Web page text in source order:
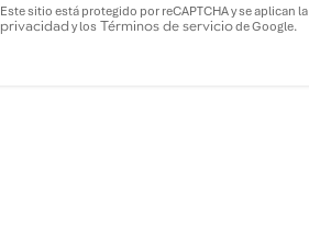
Este sitio está protegido por reCAPTCHA y se aplican la
privacidad y los Términos de serviciode Google.